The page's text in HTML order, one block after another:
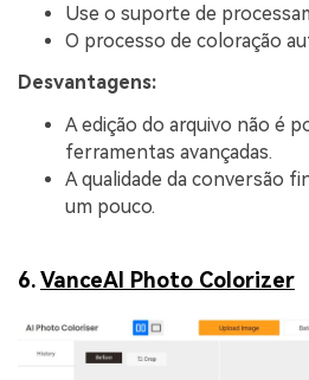
Use o suporte de
O processo de coloração
Desvantagens:
A edição do arquivo não é
ferramentas avançadas.
A qualidade da conversão
um pouco.
6.VanceAI Photo Colorizer